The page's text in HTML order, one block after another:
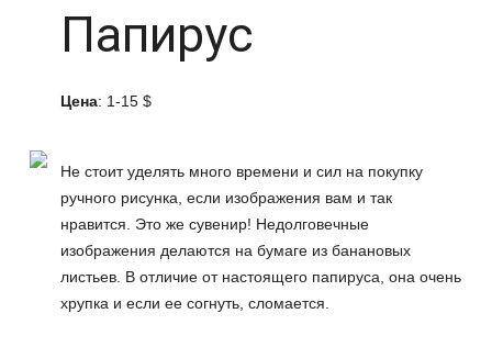
Папирус
Цена: 1-15 $
Не стоит уделять много времени и сил на покупку
ручного рисунка, если изображения вам и так
нравится. Это же сувенир! Недолговечные
изображения делаются на бумаге из банановых
листьев. В отличие от настоящего папируса, она очень
хрупка и если ее согнуть, сломается.